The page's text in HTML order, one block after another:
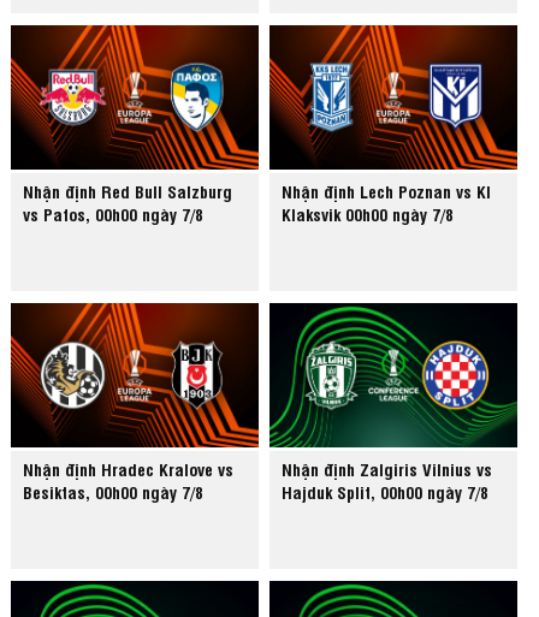
Nhận định Red Bull Salzburg
vs Pafos, 00h00 ngày 7/8
Nhận định Lech Poznan vs KI
Klaksvik 00h00 ngày 7/8
Nhận định Hradec Kralove vs
Besiktas, 00h00 ngày 7/8
Nhận định Zalgiris Vilnius vs
Hajduk Split, 00h00 ngày 7/8